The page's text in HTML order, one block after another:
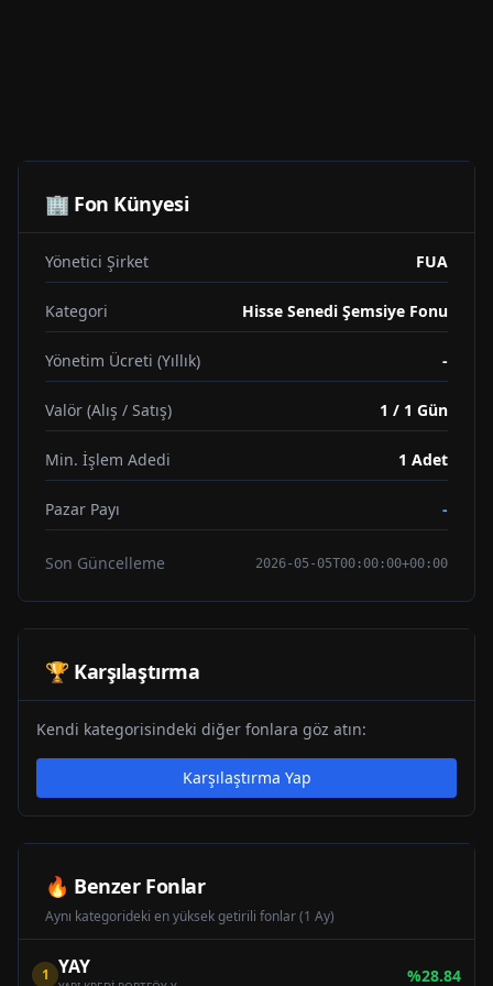
🏢 Fon Künyesi
Yönetici Şirket FUA
Kategori Hisse Senedi Şemsiye Fonu
Yönetim Ücreti (Yıllık) -
Valör (Alış / Satış) 1 / 1 Gün
Min. İşlem Adedi 1 Adet
Pazar Payı -
Son Güncelleme 2026-05-05T00:00:00+00:00
🏆 Karşılaştırma
Kendi kategorisindeki diğer fonlara göz atın:
Karşılaştırma Yap
🔥 Benzer Fonlar
Aynı kategorideki en yüksek getirili fonlar (1 Ay)
1 YAY %28.84